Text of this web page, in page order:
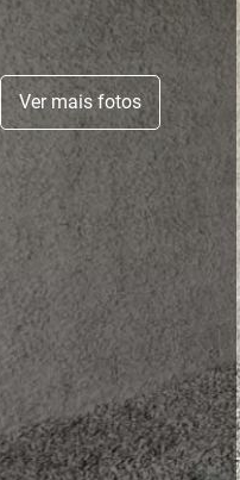
Ver mais fotos